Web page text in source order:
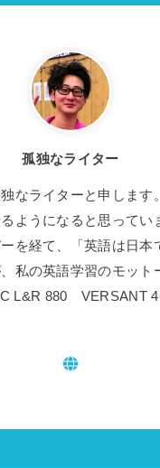
孤独なライター
なライターと申します
ようになると思ってい
を経て、「英語は日本
私の英語学習のモット
L&R 880 VERSANT